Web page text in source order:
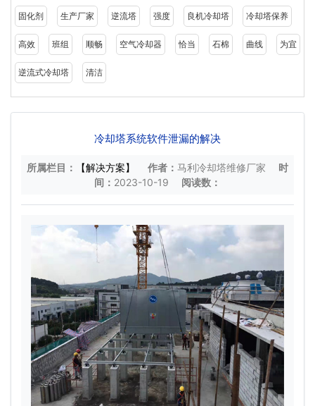
固化剂 生产厂家 逆流塔 强度 良机冷却塔 冷却塔保养
高效 班组 顺畅 空气冷却器 恰当 石棉 曲线 为宜
逆流式冷却塔 清洁
冷却塔系统软件泄漏的解决
所属栏目： 【解决方案】 作者： 马利冷却塔维修厂家
时
间： 2023-10-19 阅读数：